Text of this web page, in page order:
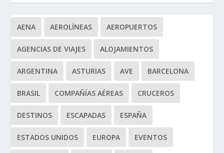
AENA AEROLÍNEAS AEROPUERTOS
AGENCIAS DE VIAJES ALOJAMIENTOS
ARGENTINA ASTURIAS AVE BARCELONA
BRASIL COMPAÑÍAS AÉREAS CRUCEROS
DESTINOS ESCAPADAS ESPAÑA
ESTADOS UNIDOS EUROPA EVENTOS